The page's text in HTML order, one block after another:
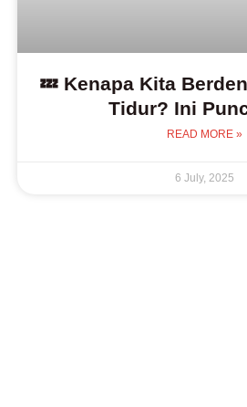
💤 Kenapa Kita
Tidur? Ini
READ MORE »
6 July, 2025